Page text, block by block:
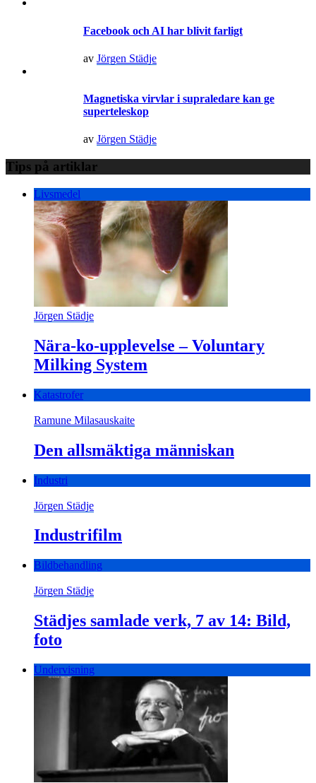
Facebook och AI har blivit farligt
av Jörgen Städje
Magnetiska virvlar i supraledare kan ge
superteleskop
av Jörgen Städje
Tips på artiklar
Livsmedel
Jörgen Städje
Nära-ko-upplevelse – Voluntary
Milking System
Katastrofer
Ramune Milasauskaite
Den allsmäktiga människan
Industri
Jörgen Städje
Industrifilm
Bildbehandling
Jörgen Städje
Städjes samlade verk, 7 av 14: Bild,
foto
Undervisning